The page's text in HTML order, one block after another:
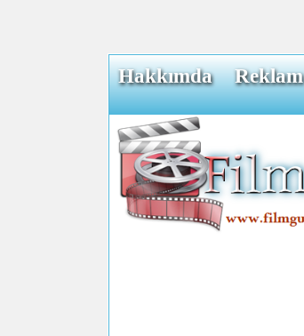
Hakkımda Reklam